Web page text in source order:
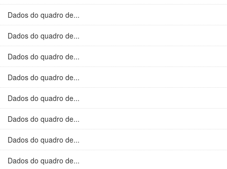
Dados do quadro de...
Dados do quadro de...
Dados do quadro de...
Dados do quadro de...
Dados do quadro de...
Dados do quadro de...
Dados do quadro de...
Dados do quadro de...